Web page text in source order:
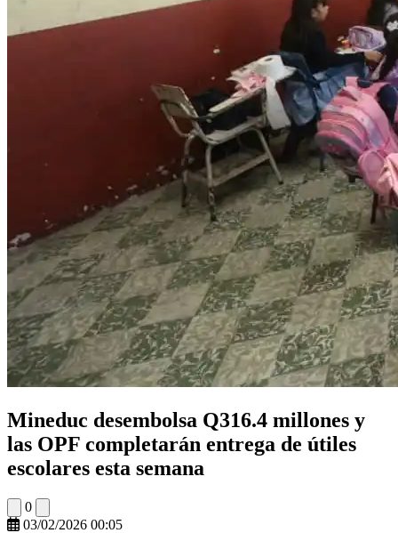
Mineduc desembolsa Q316.4 millones y
las OPF completarán entrega de útiles
escolares esta semana
0
03/02/2026 00:05